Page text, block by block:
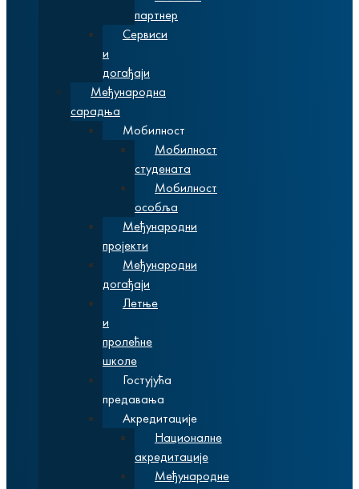
партнер
Сервиси
и
догађаји
Међународна
сарадња
Мобилност
Мобилност
студената
Мобилност
особља
Међународни
пројекти
Међународни
догађаји
Летње
и
пролећне
школе
Гостујућа
предавања
Акредитације
Националне
акредитације
Међународне